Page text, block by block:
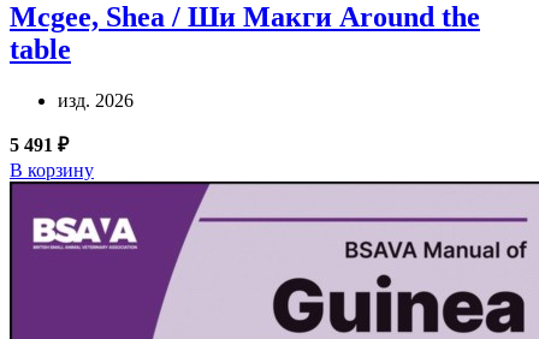
Mcgee, Shea / Ши Макги Around the
table
изд. 2026
5 491 ₽
В корзину